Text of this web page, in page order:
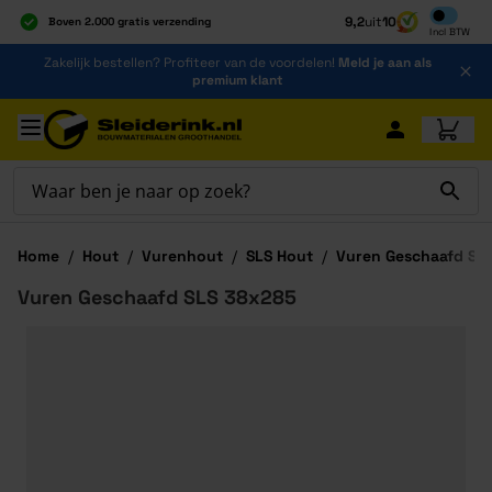
Boven 2.000 gratis verzending
Al 40 jaar dé specialist
Alles onder één dak
9,2uit10
Incl BTW
Inclusief
Ga naar de inhoud
Zakelijk bestellen? Profiteer van de voordelen! Meld je aan als
premium klant
Ga naar hoofdinhoud
Home / Hout / Vurenhout / SLS Hout / Vuren Geschaafd
Vuren Geschaafd SLS 38x285